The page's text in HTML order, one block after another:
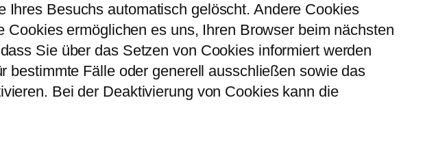
Ihres Besuchs automatisch gelöscht. Andere Cookies
ermöglichen es uns, Ihren Browser beim nächsten
Sie über das Setzen von Cookies informiert werden
bestimmte Fälle oder generell ausschließen sowie das
Bei der Deaktivierung von Cookies kann die